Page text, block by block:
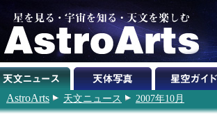
AstroArts 天文ニュース 2007年10月